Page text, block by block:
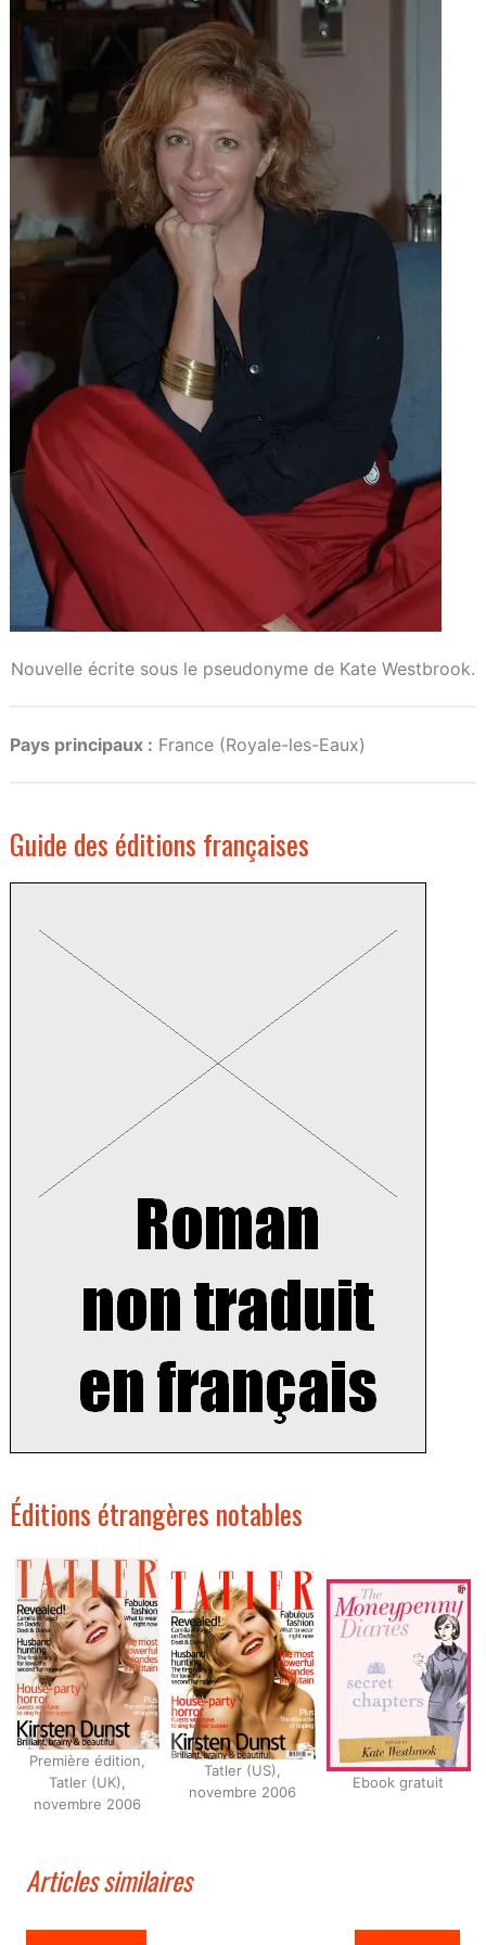
Nouvelle écrite sous le pseudonyme de Kate Westbrook.
Pays principaux : France (Royale-les-Eaux)
Guide des éditions françaises
Éditions étrangères notables
Première édition,
Tatler (UK),
novembre 2006
Tatler (US),
novembre 2006
Ebook gratuit
Articles similaires